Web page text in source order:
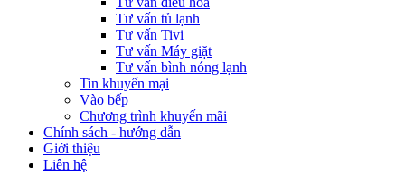
Tư vấn tủ lạnh
Tư vấn Tivi
Tư vấn Máy giặt
Tư vấn bình nóng lạnh
Tin khuyến mại
Vào bếp
Chương trình khuyến mãi
Chính sách - hướng dẫn
Giới thiệu
Liên hệ